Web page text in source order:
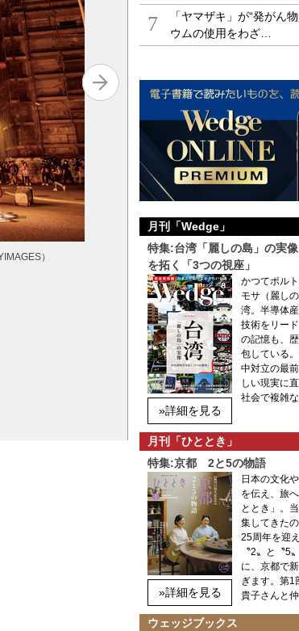
）
7
「ヤマザキ」が“発がん
ウムの使用をわざ…
月刊「Wedge」
特集:台湾「麗しの島」の実
を拓く「3つの視座」
»詳細を見る
かつてポル
モサ（麗し
湾。半導体
技術をリー
の記憶も、
包している
中対立の最
しい現実に
社会で複雑
月刊「ひととき」
特集:京都 2と5の物語
»詳細を見る
日本の文化
を伝え、旅
ととき」。
集してきた
25周年を迎
〝2〟と〝5
に、京都で
ぎます。第1
貴子さんと
ウェッジブックス